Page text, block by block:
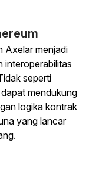
Axelar menjadi
interoperabilitas
seperti
mendukung
logika kontrak
yang lancar